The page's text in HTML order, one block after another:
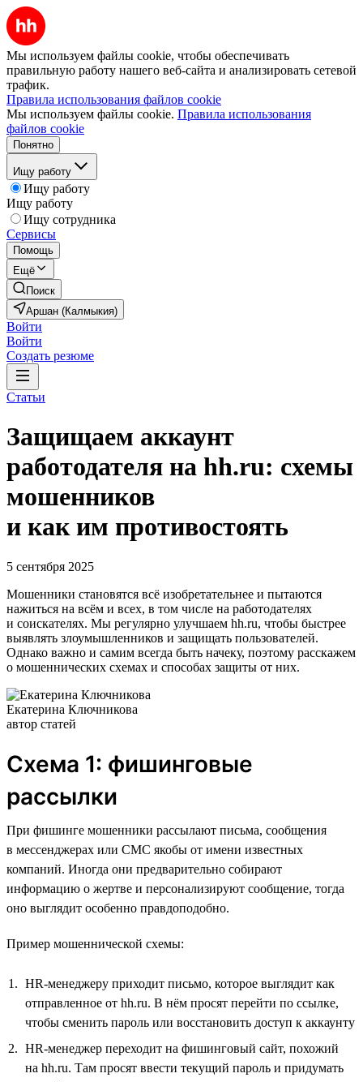
Мы используем файлы cookie, чтобы обеспечивать
правильную работу нашего веб-сайта и анализировать сетевой
трафик.
Правила использования файлов cookie
Мы используем файлы cookie. Правила использования
файлов cookie
Понятно
Ищу работу
Ищу работу
Ищу работу
Ищу сотрудника
Сервисы
Помощь
Ещё
Поиск
Аршан (Калмыкия)
Войти
Войти
Создать резюме
Статьи
Защищаем аккаунт
работодателя на hh.ru: схемы
мошенников
и как им противостоять
5 сентября 2025
Мошенники становятся всё изобретательнее и пытаются
нажиться на всём и всех, в том числе на работодателях
и соискателях. Мы регулярно улучшаем hh.ru, чтобы быстрее
выявлять злоумышленников и защищать пользователей.
Однако важно и самим всегда быть начеку, поэтому расскажем
о мошеннических схемах и способах защиты от них.
Екатерина Ключникова
автор статей
Схема 1: фишинговые
рассылки
При фишинге мошенники рассылают письма, сообщения
в мессенджерах или СМС якобы от имени известных
компаний. Иногда они предварительно собирают
информацию о жертве и персонализируют сообщение, тогда
оно выглядит особенно правдоподобно.
Пример мошеннической схемы:
HR-менеджеру приходит письмо, которое выглядит как
отправленное от hh.ru. В нём просят перейти по ссылке,
чтобы сменить пароль или восстановить доступ к аккаунту
HR-менеджер переходит на фишинговый сайт, похожий
на hh.ru. Там просят ввести текущий пароль и придумать